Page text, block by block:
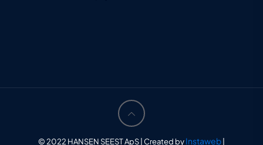
© 2022 HANSEN SEEST ApS | Created byInstaweb